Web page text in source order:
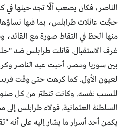
الناصر، فكان يصعب ألّا تجد حينها
حجَّت عائلات طرابلس، بما فيها
منها الحظ في التقاط صورة مع القائد،
غرف الاستقبال. قاتلت طرابلس ضد
بين سوريا ومصر. أحبت عبد الناصر
لعيون الأول. كما كرهت حتى وقت قريب
للسبب نفسه. وكانت تتطيّر من كل صنوف
السلطنة العثمانية. فولاء طرابلس إلى
يكمن أحد أسرار ما يشار إليه على أنه